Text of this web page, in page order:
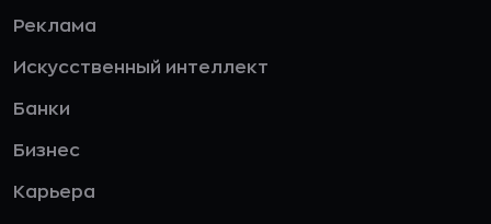
Реклама
Искусственный интеллект
Банки
Бизнес
Карьера